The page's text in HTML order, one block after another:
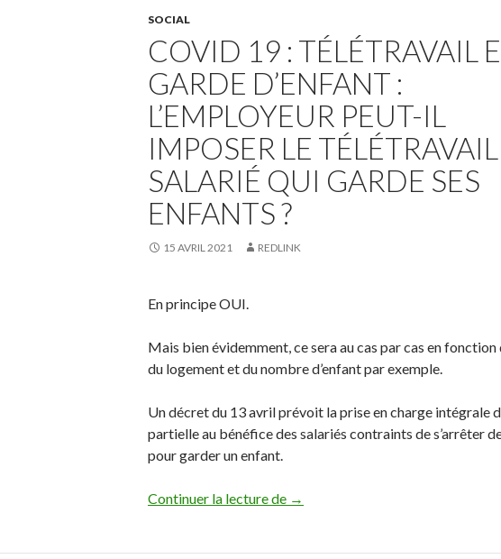
SOCIAL
COVID 19 : TÉLÉTRAVAIL
GARDE D’ENFANT :
L’EMPLOYEUR PEUT-IL
IMPOSER LE
SALARIÉ QUI GARDE SES
ENFANTS ?
15 AVRIL 2021 REDLINK
En principe OUI.
Mais bien évidemment, ce sera au cas par cas en fonction
du logement et du nombre d’enfant par exemple.
Un décret du 13 avril prévoit la prise en charge intégrale
partielle au bénéfice des salariés contraints de s’arrêter
pour garder un enfant.
Continuer la lecture de Covid 19 : Télétravail et garde
→